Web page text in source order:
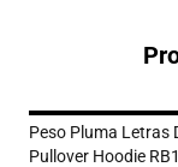
Peso Pluma Letras
Pullover Hoodie